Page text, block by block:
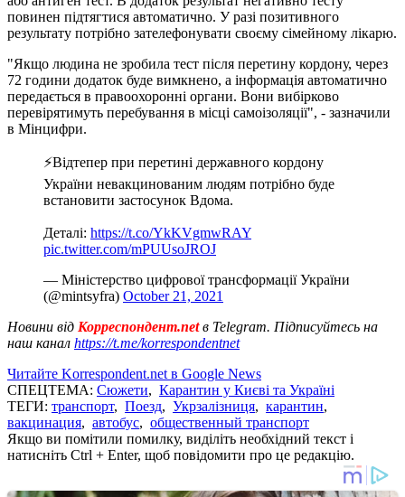
повинен підтягтися автоматично. У разі позитивного
результату потрібно зателефонувати своєму сімейному лікарю.
"Якщо людина не зробила тест після перетину кордону, через
72 години додаток буде вимкнено, а інформація автоматично
передається в правоохоронні органи. Вони вибірково
перевірятимуть перебування в місці самоізоляції", - зазначили
в Мінцифри.
⚡️Відтепер при перетині державного кордону
України невакцинованим людям потрібно буде
встановити застосунок Вдома.
Деталі: https://t.co/YkKVgmwRAY
pic.twitter.com/mPUUsoJROJ
— Міністерство цифрової трансформації України
(@mintsyfra) October 21, 2021
Новини від Корреспондент.netв Telegram. Підписуйтесь на
наш канал https://t.me/korrespondentnet
Читайте Korrespondent.net в Google News
СПЕЦТЕМА: Сюжети, Карантин у Києві та Україні
ТЕГИ: транспорт, Поезд, Укрзалізниця, карантин,
вакцинация, автобус, общественный транспорт
Якщо ви помітили помилку, виділіть необхідний текст і
натисніть Ctrl + Enter, щоб повідомити про це редакцію.